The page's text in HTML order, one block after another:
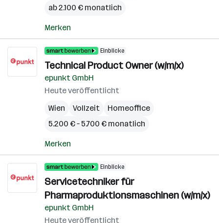
ab 2.100 € monatlich
Merken
Einblicke
Technical Product Owner (w/m/x)
epunkt GmbH
Heute veröffentlicht
Wien
Vollzeit
Homeoffice
5.200 € – 5.700 € monatlich
Merken
Einblicke
Servicetechniker für
Pharmaproduktionsmaschinen (w/m/x)
epunkt GmbH
Heute veröffentlicht